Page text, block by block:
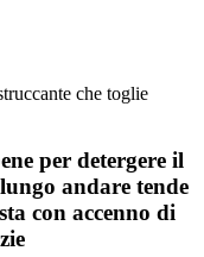
che toglie
per detergere il
andare tende
con accenno di